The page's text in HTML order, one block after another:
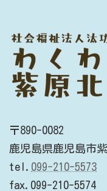
〒890-0082
鹿児島県鹿児島市
tel. 099-210-5573
fax.099-210-5574